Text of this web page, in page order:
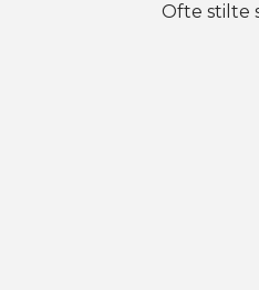
Ofte stilte